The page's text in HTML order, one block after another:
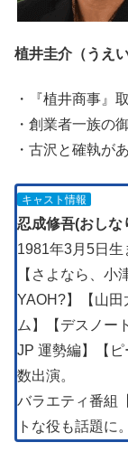
植井圭介（うえ
・『植井商事』
・創業者一族の
・古沢と確執があ
キャスト情報
忍成修吾(おしな
1981年3月5日生
【さよなら、
YAOH?】【山
ム】【デスノー
JP 運勢編】【
数出演。
バラエティ番組
トな役も話題に。